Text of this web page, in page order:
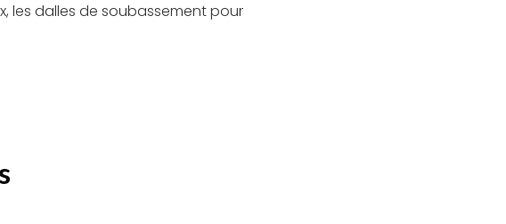
les dalles de soubassement pour